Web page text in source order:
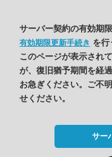
サーバー契約の有効期
有効期限更新手続き を行
このページが表示され
が、復旧猶予期間を経
お急ぎください。ご不
せください。
サー